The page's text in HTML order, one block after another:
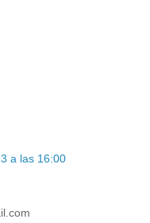
a las 16:00